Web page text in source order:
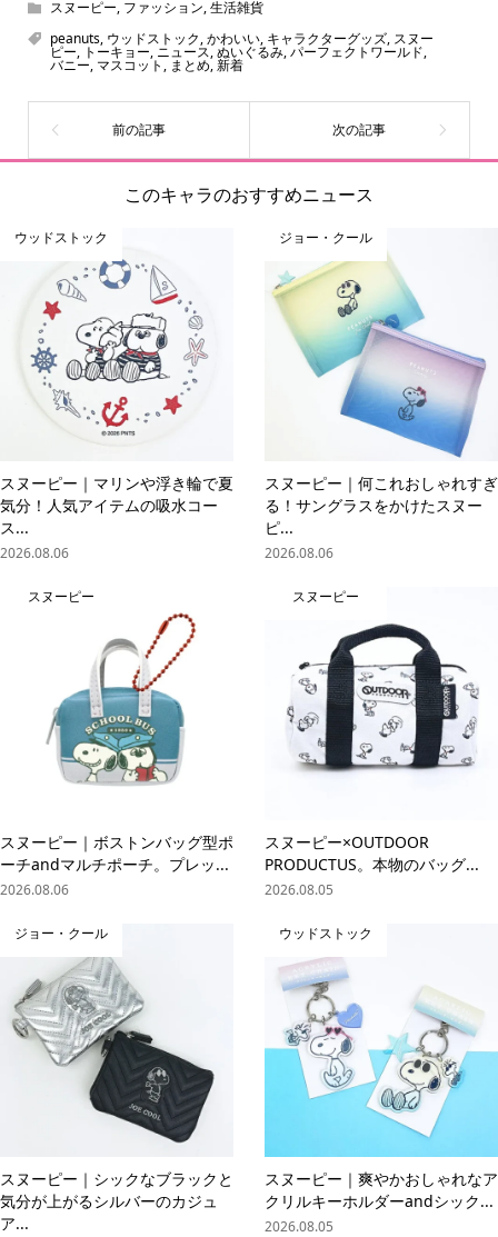
スヌーピー, ファッション,生活雑貨
peanuts, ウッドストック,かわいい, キャラクターグッズ, スヌー
ピー, トーキョー, ニュース,ぬいぐるみ,パーフェクトワールド,
バニー, マスコット , まとめ,新着
このキャラのおすすめニュース
ウッドストック
スヌーピー｜マリンや浮き輪で夏
気分！人気アイテムの吸水コー
ス...
2026.08.06
ジョー・クール
スヌーピー｜何これおしゃれすぎ
る！サングラスをかけたスヌー
ピ...
2026.08.06
スヌーピー
スヌーピー｜ボストンバッグ型ポ
ーチandマルチポーチ。プレッ...
2026.08.06
スヌーピー
スヌーピー×OUTDOOR
PRODUCTUS。本物のバッグ...
2026.08.05
ジョー・クール
スヌーピー｜シックなブラックと
気分が上がるシルバーのカジュ
ア...
ウッドストック
スヌーピー｜爽やかおしゃれなア
クリルキーホルダーandシック...
2026.08.05